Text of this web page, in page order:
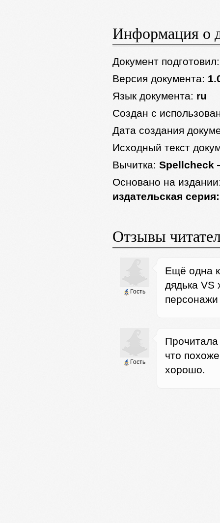
Информация о
Документ
Версия документа:
Язык документа: ru
Создан с
Дата создания
Исходный текст
Вычитка: Spellcheck
Основано на
издательская
Отзывы
Гость
Ещё одна
дядька VS
Гость
что
хорошо.